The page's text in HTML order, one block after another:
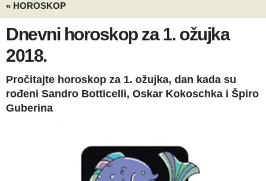
« HOROSKOP
Dnevni horoskop za 1. ožujka
2018.
Pročitajte horoskop za 1. ožujka, dan kada su
rođeni Sandro Botticelli, Oskar Kokoschka i Špiro
Guberina